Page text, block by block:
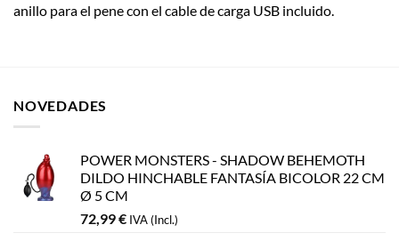
anillo para el pene con el cable de carga USB incluido.
NOVEDADES
POWER MONSTERS - SHADOW BEHEMOTH
DILDO HINCHABLE FANTASÍA BICOLOR 22 CM
Ø 5 CM
72,99€ IVA (Incl.)